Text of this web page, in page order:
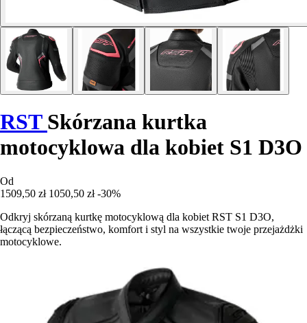
RST Skórzana kurtka
motocyklowa dla kobiet S1 D3O
Od
1509,50 zł 1050,50 zł -30%
Odkryj skórzaną kurtkę motocyklową dla kobiet RST S1 D3O,
łączącą bezpieczeństwo, komfort i styl na wszystkie twoje przejażdżki
motocyklowe.